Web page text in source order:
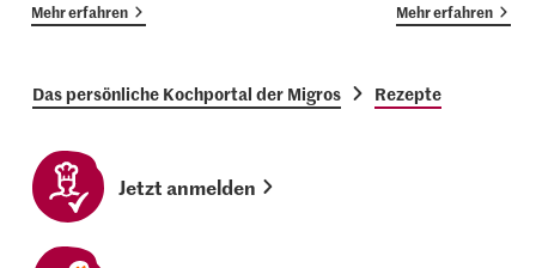
Mehr erfahren Mehr erfahren
Das persönliche Kochportal der Migros Rezepte
Jetzt anmelden